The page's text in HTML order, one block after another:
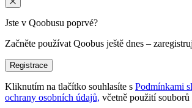
Jste v Qoobusu poprvé?
Začněte používat Qoobus ještě dnes –
Registrace
Kliknutím na tlačítko souhlasíte s Podmínkami
ochrany osobních údajů, včetně použití souborů